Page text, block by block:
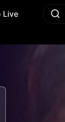
Live